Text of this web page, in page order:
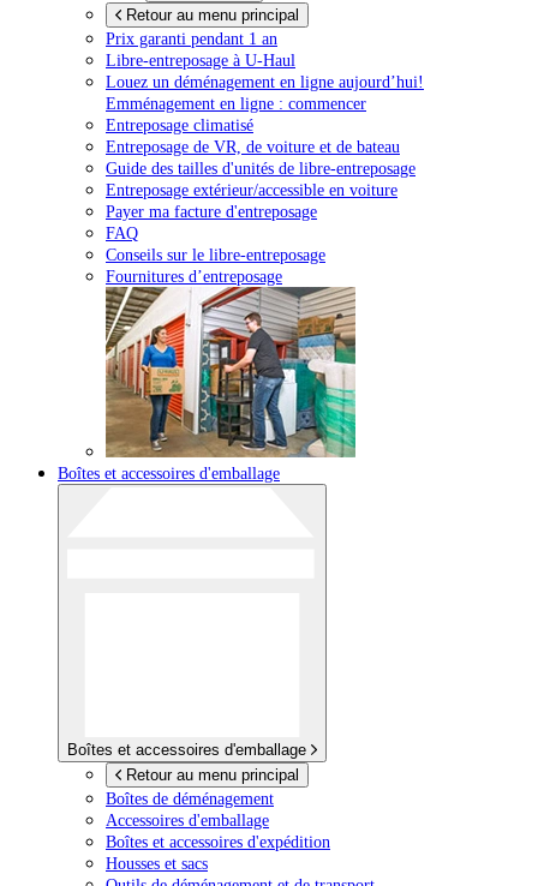
Retour au menu principal
Prix garanti pendant 1 an
Libre-entreposage à U-Haul
Louez un déménagement en ligne aujourd’hui!
Emménagement en ligne : commencer
Entreposage climatisé
Entreposage de VR, de voiture et de bateau
Guide des tailles d'unités de libre-entreposage
Entreposage extérieur/accessible en voiture
Payer ma facture d'entreposage
FAQ
Conseils sur le libre-entreposage
Fournitures d’entreposage
Boîtes et accessoires d'emballage
Boîtes et accessoires d'emballage
Retour au menu principal
Boîtes de déménagement
Accessoires d'emballage
Boîtes et accessoires d'expédition
Housses et sacs